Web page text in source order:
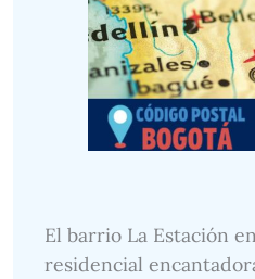
El barrio La Estación
residencial